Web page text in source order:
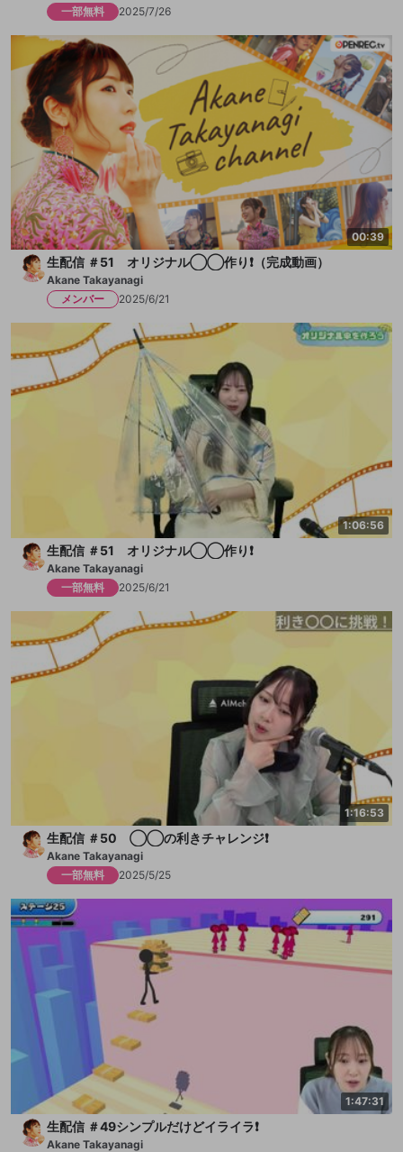
一部無料
2025/7/26
00:39
生配信 ＃51 オリジナル◯◯作り❗️（完成動画）
Akane Takayanagi
メンバー
2025/6/21
1:06:56
生配信 ＃51 オリジナル◯◯作り❗️
Akane Takayanagi
一部無料
2025/6/21
1:16:53
生配信 ＃50 ◯◯の利きチャレンジ❗️
Akane Takayanagi
一部無料
2025/5/25
1:47:31
生配信 ＃49シンプルだけどイライラ❗️
Akane Takayanagi